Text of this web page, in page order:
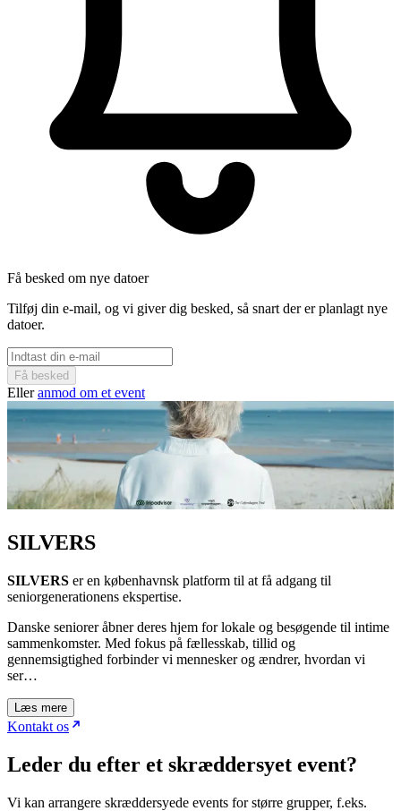
Få besked om nye datoer
Tilføj din e-mail, og vi giver dig besked, så snart der er planlagt nye
datoer.
Få besked
Elleranmod om et event
SILVERS
SILVERS er en københavnsk platform til at få adgang til
seniorgenerationens ekspertise.
Danske seniorer åbner deres hjem for lokale og besøgende til intime
sammenkomster. Med fokus på fællesskab, tillid og
gennemsigtighed forbinder vi mennesker og ændrer, hvordan vi
ser…
Læs mere
Kontakt os
Leder du efter et skræddersyet event?
Vi kan arrangere skræddersyede events for større grupper, f.eks.